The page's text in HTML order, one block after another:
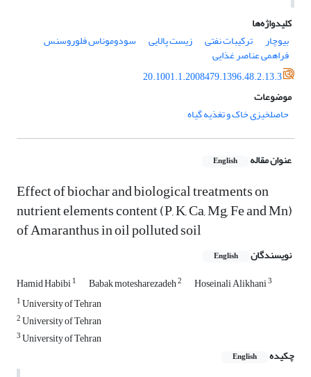
کلیدواژه‌ها
بیوچار
ترکیبات نفتی زیست پالایی سودوموناس فلوروسنس
فراهمی عناصر غذایی
20.1001.1.2008479.1396.48.2.13.3
موضوعات
حاصلخیزی خاک و تغذیه گیاه
عنوان مقاله English
Effect of biochar and biological treatments on
nutrient elements content (P, K, Ca, Mg, Fe and Mn)
of Amaranthus in oil polluted soil
نویسندگان English
Hamid Habibi1 Babak motesharezadeh2 Hoseinali Alikhani3
1University of Tehran
2University of Tehran
3University of Tehran
چکیده
English